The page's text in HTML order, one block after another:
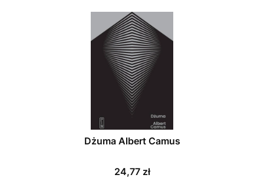
Dżuma Albert Camus
Cena
24,77 zł